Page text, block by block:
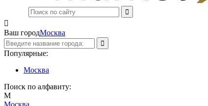

Ваш городМосква
Популярные:
Москва
Поиск по алфавиту:
М
Москва